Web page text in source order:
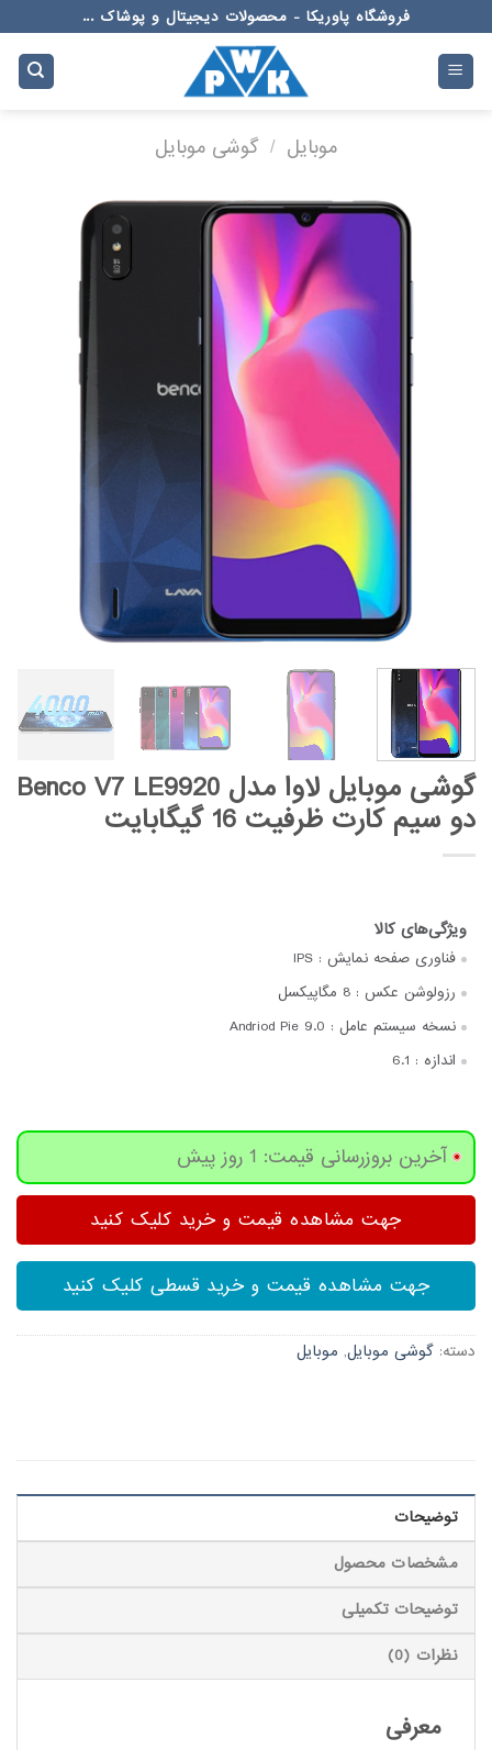
to
content
فروشگاه پاوریکا - محصولات دیجیتال و پوشاک ...
موبایل / گوشی موبایل
گوشی موبایل لاوا مدل Benco V7 LE9920
دو سیم کارت ظرفیت 16 گیگابایت
فناوری صفحه‌ نمایش : IPS
رزولوشن عکس : 8 مگاپیکسل
نسخه سیستم عامل : Andriod Pie 9.0
اندازه : 6.1
آخرین بروزرسانی قیمت: 1 روز پیش
جهت مشاهده قیمت و خرید کلیک کنید
جهت مشاهده قیمت و خرید قسطی کلیک کنید
دسته: گوشی موبایل, موبایل
توضیحات
مشخصات محصول
توضیحات تکمیلی
نظرات (0)
معرفی